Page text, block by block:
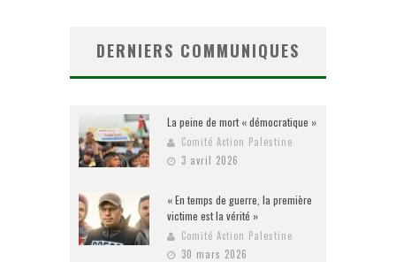
DERNIERS COMMUNIQUES
La peine de mort « démocratique »
Comité Action Palestine
3 avril 2026
« En temps de guerre, la première
victime est la vérité »
Comité Action Palestine
30 mars 2026